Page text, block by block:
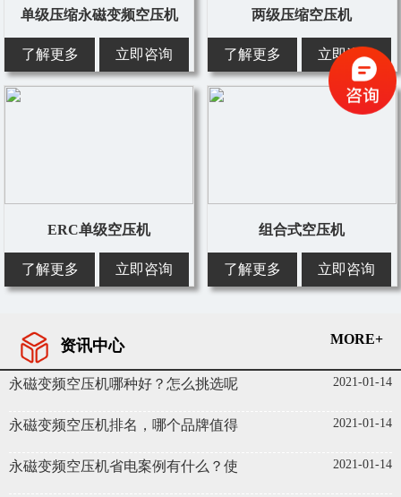
单级压缩永磁变频空压机
了解更多 立即咨询
两级压缩空压机
了解更多 立即咨询
ERC单级空压机
了解更多 立即咨询
组合式空压机
了解更多 立即咨询
资讯中心 MORE+
永磁变频空压机哪种好？怎么挑选呢 2021-01-14
永磁变频空压机排名，哪个品牌值得 2021-01-14
永磁变频空压机省电案例有什么？使 2021-01-14